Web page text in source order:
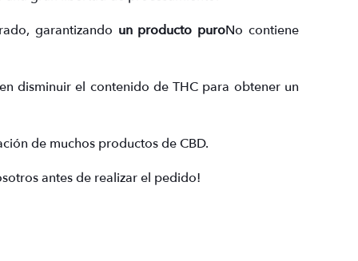
garantizando un producto puroNo contiene
disminuir el contenido de THC para obtener un
de muchos productos de CBD.
antes de realizar el pedido!